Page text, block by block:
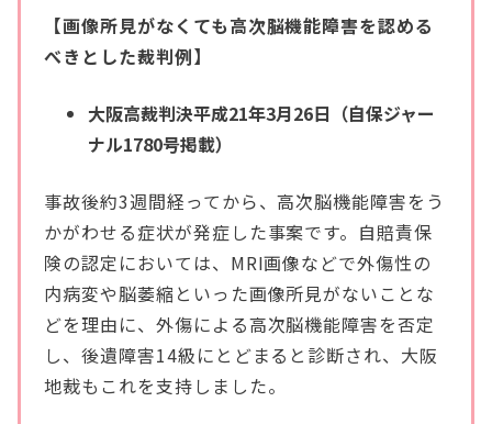
【画像所見がなくても高次脳機能障害を認める
べきとした裁判例】
大阪高裁判決平成21年3月26日（自保ジャー
ナル1780号掲載）
事故後約3週間経ってから、高次脳機能障害をう
かがわせる症状が発症した事案です。自賠責保
険の認定においては、MRI画像などで外傷性の
内病変や脳萎縮といった画像所見がないことな
どを理由に、外傷による高次脳機能障害を否定
し、後遺障害14級にとどまると診断され、大阪
地裁もこれを支持しました。